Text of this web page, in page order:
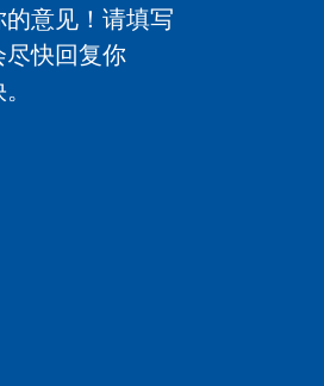
意见！请填写
快回复你